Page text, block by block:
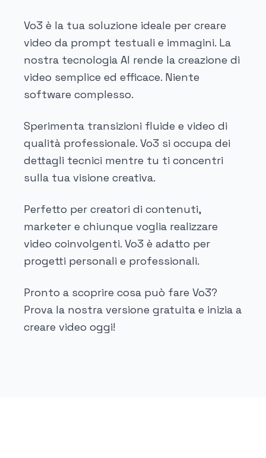
Vo3 è la tua soluzione ideale per creare
video da prompt testuali e immagini. La
nostra tecnologia AI rende la creazione di
video semplice ed efficace. Niente
software complesso.
Sperimenta transizioni fluide e video di
qualità professionale. Vo3 si occupa dei
dettagli tecnici mentre tu ti concentri
sulla tua visione creativa.
Perfetto per creatori di contenuti,
marketer e chiunque voglia realizzare
video coinvolgenti. Vo3 è adatto per
progetti personali e professionali.
Pronto a scoprire cosa può fare Vo3?
Prova la nostra versione gratuita e inizia a
creare video oggi!